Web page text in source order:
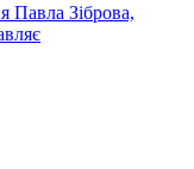
Павла Зіброва,